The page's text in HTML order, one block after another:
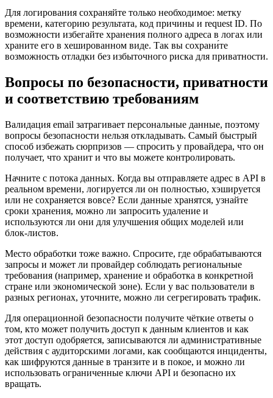
Для логирования сохраняйте только необходимое: метку
времени, категорию результата, код причины и request ID. По
возможности избегайте хранения полного адреса в логах или
храните его в хешированном виде. Так вы сохрани́те
возможность отладки без избыточного риска для приватности.
Вопросы по безопасности, приватности
и соответствию требованиям
Валидация email затрагивает персональные данные, поэтому
вопросы безопасности нельзя откладывать. Самый быстрый
способ избежать сюрпризов — спросить у провайдера, что он
получает, что хранит и что вы можете контролировать.
Начните с потока данных. Когда вы отправляете адрес в API в
реальном времени, логируется ли он полностью, хэшируется
или не сохраняется вовсе? Если данные хранятся, узнайте
сроки хранения, можно ли запросить удаление и
используются ли они для улучшения общих моделей или
блок‑листов.
Место обработки тоже важно. Спросите, где обрабатываются
запросы и может ли провайдер соблюдать региональные
требования (например, хранение и обработка в конкретной
стране или экономической зоне). Если у вас пользователи в
разных регионах, уточните, можно ли сегрегировать трафик.
Для операционной безопасности получите чёткие ответы о
том, кто может получить доступ к данным клиентов и как
этот доступ одобряется, записываются ли административные
действия с аудиторскими логами, как сообщаются инциденты,
как шифруются данные в транзите и в покое, и можно ли
использовать ограниченные ключи API и безопасно их
вращать.